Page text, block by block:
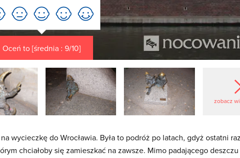
Oceń to [średnia : 9/10]
zobacz
wycieczkę do Wrocławia. Była to podróż po latach, gdyż ostatni
chciałoby się zamieszkać na zawsze. Mimo padającego deszczu